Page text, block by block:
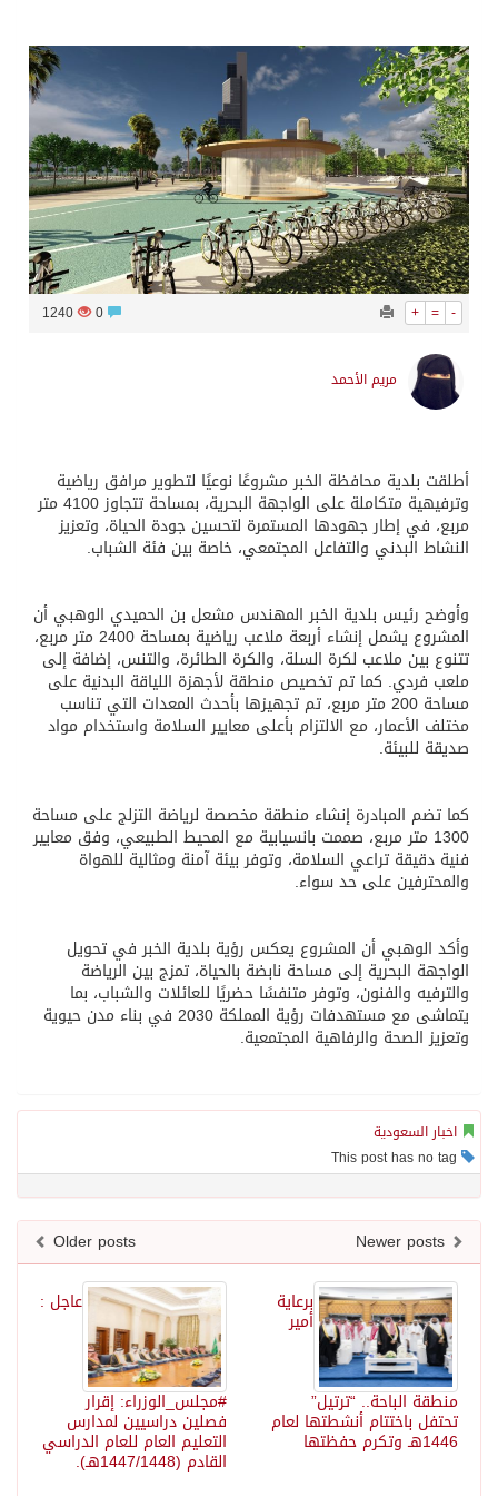
+ = -
1240
مريم الأحمد
أطلقت بلدية محافظة الخبر مشروعًا نوعيًا لتطوير مرافق رياضية
وترفيهية متكاملة على الواجهة البحرية، بمساحة تتجاوز 4100 متر
مربع، في إطار جهودها المستمرة لتحسين جودة الحياة، وتعزيز
النشاط البدني والتفاعل المجتمعي، خاصة بين فئة الشباب.
وأوضح رئيس بلدية الخبر المهندس مشعل بن الحميدي الوهبي أن
المشروع يشمل إنشاء أربعة ملاعب رياضية بمساحة 2400 متر مربع،
تتنوع بين ملاعب لكرة السلة، والكرة الطائرة، والتنس، إضافة إلى
ملعب فردي. كما تم تخصيص منطقة لأجهزة اللياقة البدنية على
مساحة 200 متر مربع، تم تجهيزها بأحدث المعدات التي تناسب
مختلف الأعمار، مع الالتزام بأعلى معايير السلامة واستخدام مواد
صديقة للبيئة.
كما تضم المبادرة إنشاء منطقة مخصصة لرياضة التزلج على مساحة
1300 متر مربع، صممت بانسيابية مع المحيط الطبيعي، وفق معايير
فنية دقيقة تراعي السلامة، وتوفر بيئة آمنة ومثالية للهواة
والمحترفين على حد سواء.
وأكد الوهبي أن المشروع يعكس رؤية بلدية الخبر في تحويل
الواجهة البحرية إلى مساحة نابضة بالحياة، تمزج بين الرياضة
والترفيه والفنون، وتوفر متنفسًا حضريًا للعائلات والشباب، بما
يتماشى مع مستهدفات رؤية المملكة 2030 في بناء مدن حيوية
وتعزيز الصحة والرفاهية المجتمعية.
اخبار السعودية
Older posts
عاجل :
#مجلس_الوزراء‬⁩: إقرار
فصلين دراسيين لمدارس
التعليم العام للعام الدراسي
القادم (1447/1448هـ).
برعاية
أمير
منطقة الباحة.. “ترتيل”
تحتفل باختتام أنشطتها لعام
1446هـ وتكرم حفظتها